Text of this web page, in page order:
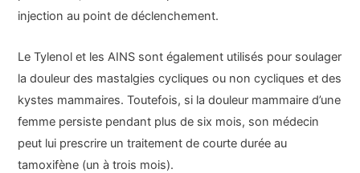
injection au point de déclenchement.
Le Tylenol et les AINS sont également utilisés pour soulager
la douleur des mastalgies cycliques ou non cycliques et des
kystes mammaires. Toutefois, si la douleur mammaire d’une
femme persiste pendant plus de six mois, son médecin
peut lui prescrire un traitement de courte durée au
tamoxifène (un à trois mois).